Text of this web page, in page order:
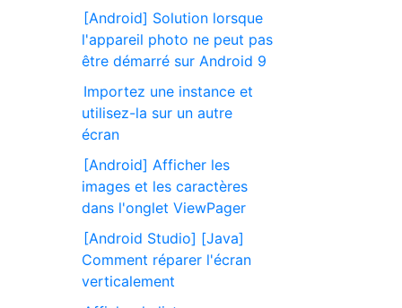
[Android] Solution lorsque
l'appareil photo ne peut pas
être démarré sur Android 9
Importez une instance et
utilisez-la sur un autre
écran
[Android] Afficher les
images et les caractères
dans l'onglet ViewPager
[Android Studio] [Java]
Comment réparer l'écran
verticalement